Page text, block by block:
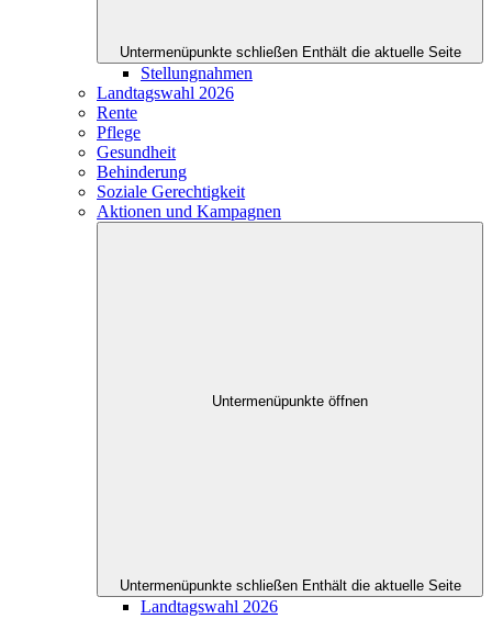
Untermenüpunkte schließen Enthält die aktuelle Seite
Stellungnahmen
Landtagswahl 2026
Rente
Pflege
Gesundheit
Behinderung
Soziale Gerechtigkeit
Aktionen und Kampagnen
Untermenüpunkte öffnen
Untermenüpunkte schließen Enthält die aktuelle Seite
Landtagswahl 2026